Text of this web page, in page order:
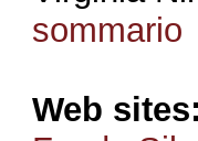
sommario
Web